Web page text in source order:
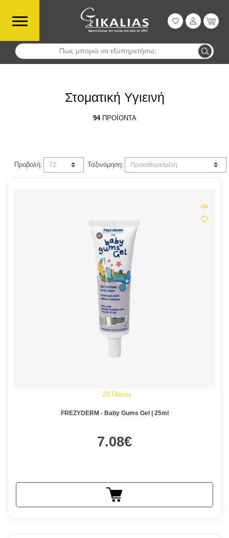
Πως μπορώ να εξυπηρετήσω;
Αναζήτηση
Στοματική Υγιεινή
94ΠΡΟΪΌΝΤΑ
Προβολή: Ταξινόμηση:
28 Πόντοι
FREZYDERM - Baby Gums Gel | 25ml
7.08€